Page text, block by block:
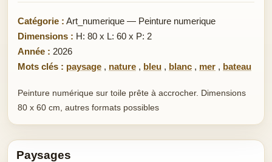
Catégorie : Art_numerique — Peinture numerique
Dimensions : H: 80 x L: 60 x P: 2
Année : 2026
Mots clés : paysage , nature , bleu , blanc , mer , bateau
Peinture numérique sur toile prête à accrocher. Dimensions
80 x 60 cm, autres formats possibles
Paysages